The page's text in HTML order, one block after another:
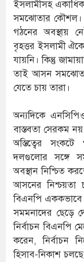
ইসলামীসহ
সমঝোতার কৌশল।
গঠনের অবস্থায়
বৃহত্তর ইসলামী
যায়নি। কিন্তু
তাই আসন
যেতে চায় তারা।
অন্যদিকে
বাস্তবতা সেরকম
অস্তিত্বের
দলগুলোর সঙ্গে
অবস্থান নিশ্চিত
আসনের নিশ্চয়তা
বিএনপি এককভাবে
সমমনাদের ছেড়ে
নির্বাচন বিএনপি
করেন, নির্বাচন
হিসাব-নিকাশ